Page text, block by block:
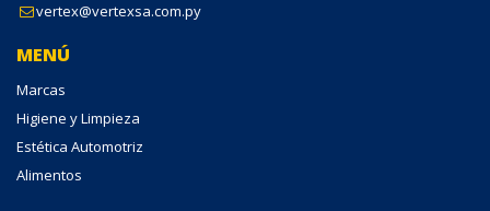
vertex@vertexsa.com.py
MENÚ
Marcas
Higiene y Limpieza
Estética Automotriz
Alimentos